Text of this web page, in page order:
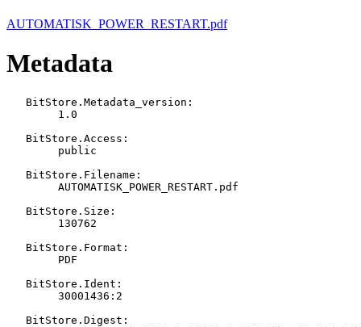
AUTOMATISK_POWER_RESTART.pdf
Metadata
   BitStore.Metadata_version:
   BitStore.Access:
   BitStore.Filename:
   BitStore.Size:
   BitStore.Format:
   BitStore.Ident:
   BitStore.Digest: